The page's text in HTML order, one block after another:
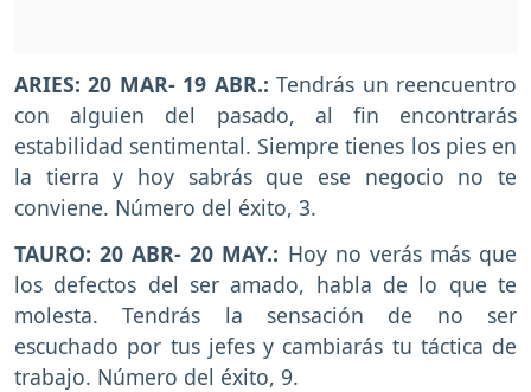
ARIES: 20 MAR- 19 ABR.: Tendrás un reencuentro
con alguien del pasado, al fin encontrarás
estabilidad sentimental. Siempre tienes los pies en
la tierra y hoy sabrás que ese negocio no te
conviene. Número del éxito, 3.
TAURO: 20 ABR- 20 MAY.: Hoy no verás más que
los defectos del ser amado, habla de lo que te
molesta. Tendrás la sensación de no ser
escuchado por tus jefes y cambiarás tu táctica de
trabajo. Número del éxito, 9.